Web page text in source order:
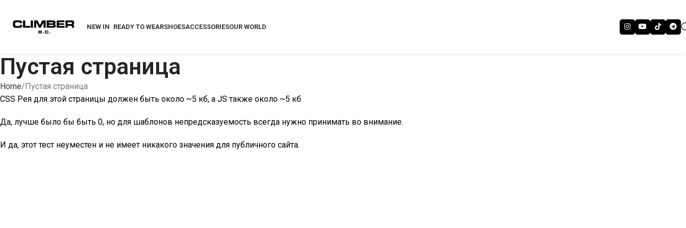
NEW IN READY TO WEARSHOESACCESSORIESOUR WORLD
Пустая страница
Home Пустая страница
CSS Рея для этой страницы должен быть около ~5 кб, а JS также около ~5 кб.
Да, лучше было бы быть 0, но для шаблонов непредсказуемость всегда нужно принимать во внимание.
И да, этот тест неуместен и не имеет никакого значения для публичного сайта.